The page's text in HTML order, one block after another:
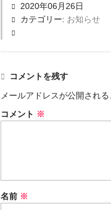
2020年06月26日
カテゴリー: お知らせ
コメントを残す
メールアドレスが公開される
コメント ※
名前 ※